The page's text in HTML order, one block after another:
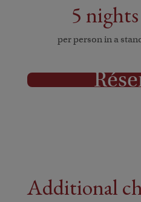
5
per person in a
Additional